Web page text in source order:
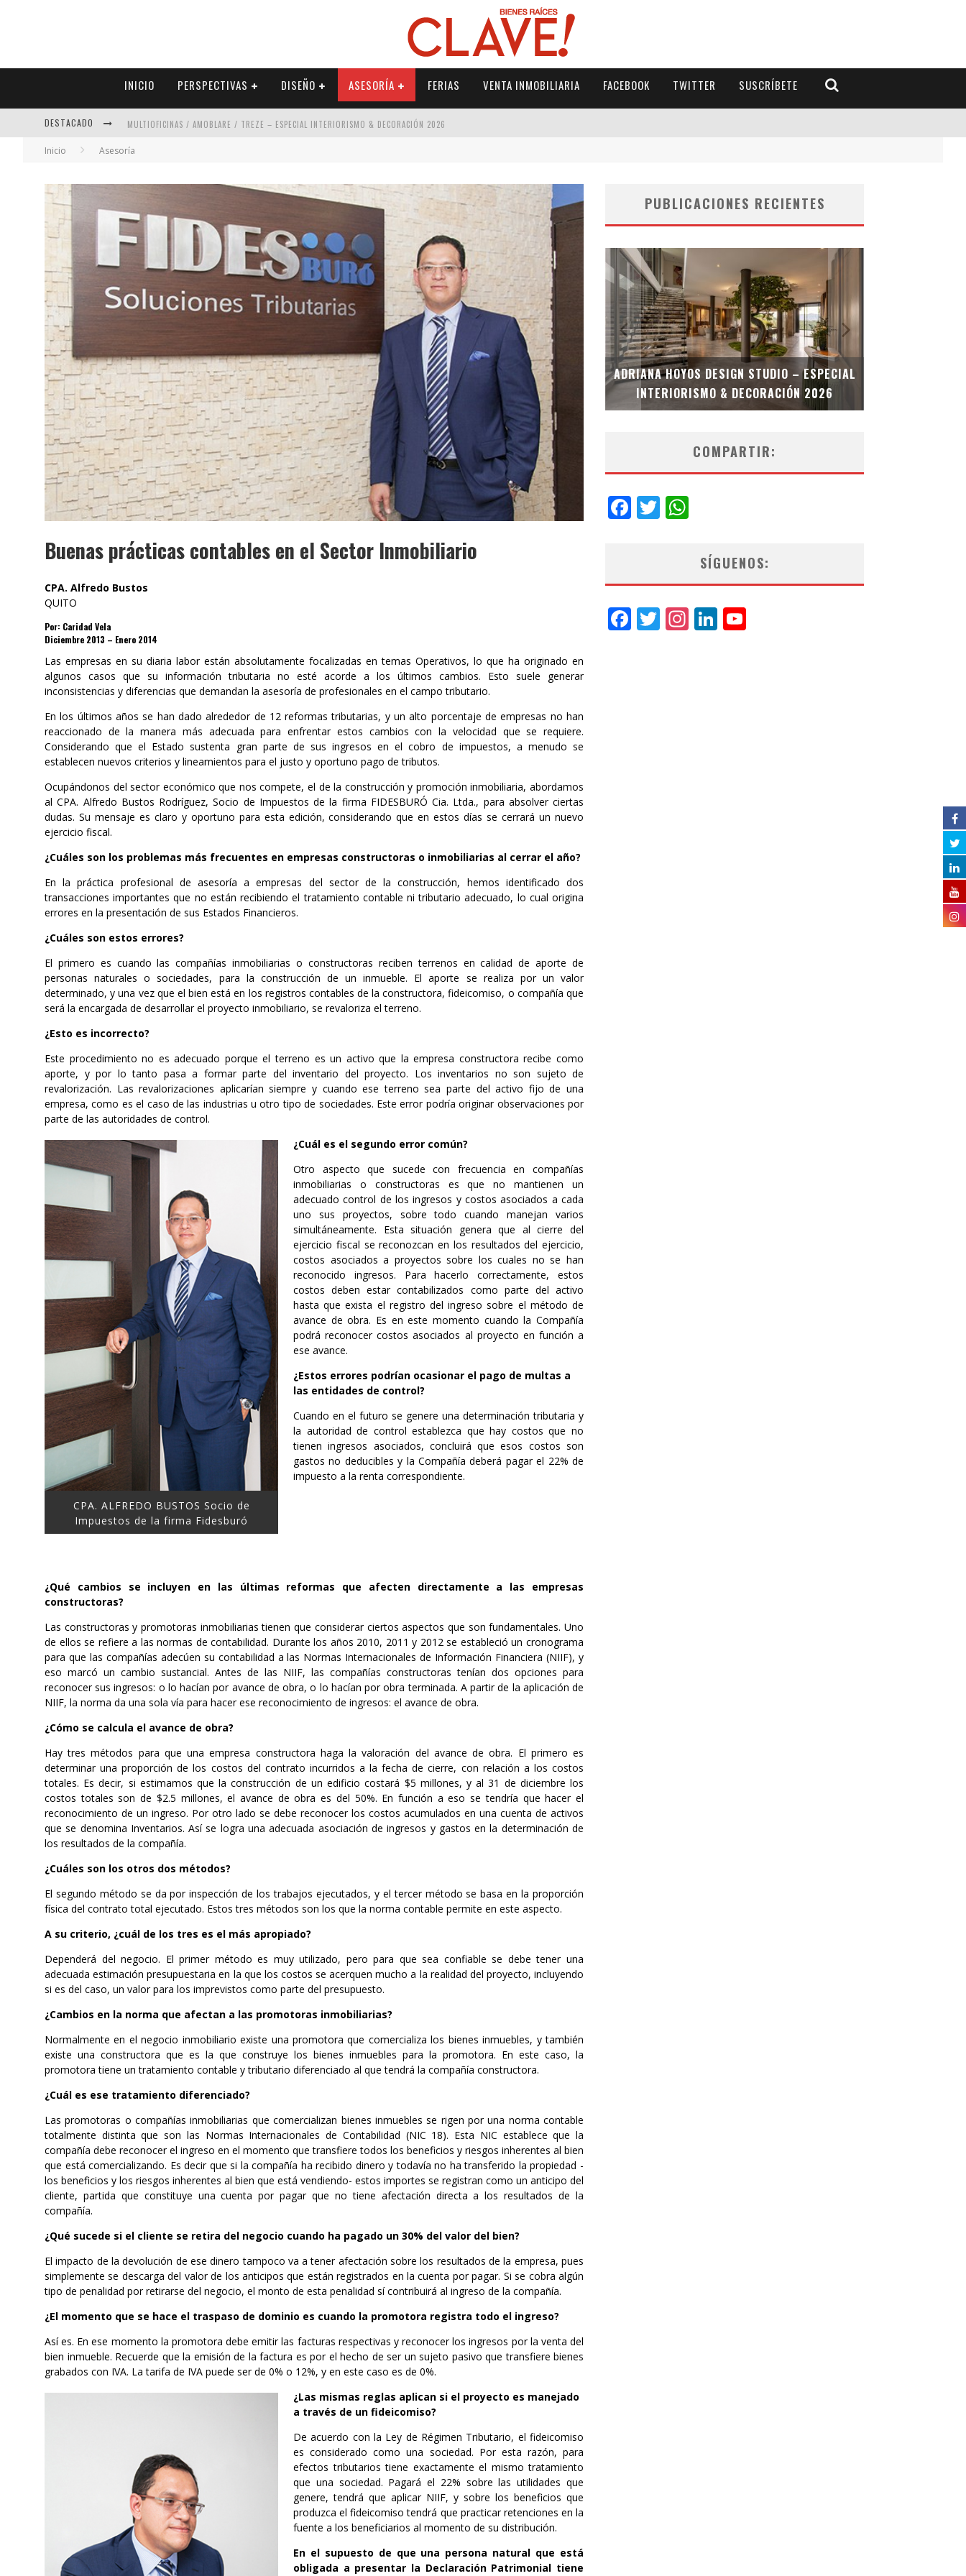
INICIO PERSPECTIVAS DISEÑO ASESORÍA FERIAS VENTA INMOBILIARIA FACEBOOK TWITTER SUSCRÍBETE
DESTACADO MULTIOFICINAS / AMOBLARE / TREZE – ESPECIAL INTERIORISMO & DECORACIÓN 2026
ABAD VERGARA ARQUITECTOS – ESPECIAL INTERIORISMO & DECORACIÓN 2026
COLINEAL – ESPECIAL INTERIORISMO & DECORACIÓN 2026
ADRIANA HOYOS DESIGN STUDIO – ESPECIAL INTERIORISMO & DECORACIÓN 2026
Inicio Asesoría
Buenas prácticas contables en el Sector Inmobiliario
CPA. Alfredo Bustos
QUITO
Por: Caridad Vela
Diciembre 2013 – Enero 2014
Las empresas en su diaria labor están absolutamente focalizadas en temas Operativos, lo que ha originado en
algunos casos que su información tributaria no esté acorde a los últimos cambios. Esto suele generar
inconsistencias y diferencias que demandan la asesoría de profesionales en el campo tributario.
En los últimos años se han dado alrededor de 12 reformas tributarias, y un alto porcentaje de empresas no han
reaccionado de la manera más adecuada para enfrentar estos cambios con la velocidad que se requiere.
Considerando que el Estado sustenta gran parte de sus ingresos en el cobro de impuestos, a menudo se
establecen nuevos criterios y lineamientos para el justo y oportuno pago de tributos.
Ocupándonos del sector económico que nos compete, el de la construcción y promoción inmobiliaria, abordamos
al CPA. Alfredo Bustos Rodríguez, Socio de Impuestos de la firma FIDESBURÓ Cia. Ltda., para absolver ciertas
dudas. Su mensaje es claro y oportuno para esta edición, considerando que en estos días se cerrará un nuevo
ejercicio fiscal.
¿Cuáles son los problemas más frecuentes en empresas constructoras o inmobiliarias al cerrar el año?
En la práctica profesional de asesoría a empresas del sector de la construcción, hemos identificado dos
transacciones importantes que no están recibiendo el tratamiento contable ni tributario adecuado, lo cual origina
errores en la presentación de sus Estados Financieros.
¿Cuáles son estos errores?
El primero es cuando las compañías inmobiliarias o constructoras reciben terrenos en calidad de aporte de
personas naturales o sociedades, para la construcción de un inmueble. El aporte se realiza por un valor
determinado, y una vez que el bien está en los registros contables de la constructora, fideicomiso, o compañía que
será la encargada de desarrollar el proyecto inmobiliario, se revaloriza el terreno.
¿Esto es incorrecto?
Este procedimiento no es adecuado porque el terreno es un activo que la empresa constructora recibe como
aporte, y por lo tanto pasa a formar parte del inventario del proyecto. Los inventarios no son sujeto de
revalorización. Las revalorizaciones aplicarían siempre y cuando ese terreno sea parte del activo fijo de una
empresa, como es el caso de las industrias u otro tipo de sociedades. Este error podría originar observaciones por
parte de las autoridades de control.
CPA. ALFREDO BUSTOS Socio de
Impuestos de la firma Fidesburó
¿Cuál es el segundo error común?
Otro aspecto que sucede con frecuencia en compañías
inmobiliarias o constructoras es que no mantienen un
adecuado control de los ingresos y costos asociados a cada
uno sus proyectos, sobre todo cuando manejan varios
simultáneamente. Esta situación genera que al cierre del
ejercicio fiscal se reconozcan en los resultados del ejercicio,
costos asociados a proyectos sobre los cuales no se han
reconocido ingresos. Para hacerlo correctamente, estos
costos deben estar contabilizados como parte del activo
hasta que exista el registro del ingreso sobre el método de
avance de obra. Es en este momento cuando la Compañía
podrá reconocer costos asociados al proyecto en función a
ese avance.
¿Estos errores podrían ocasionar el pago de multas a
las entidades de control?
Cuando en el futuro se genere una determinación tributaria y
la autoridad de control establezca que hay costos que no
tienen ingresos asociados, concluirá que esos costos son
gastos no deducibles y la Compañía deberá pagar el 22% de
impuesto a la renta correspondiente.
¿Qué cambios se incluyen en las últimas reformas que afecten directamente a las empresas
constructoras?
Las constructoras y promotoras inmobiliarias tienen que considerar ciertos aspectos que son fundamentales. Uno
de ellos se refiere a las normas de contabilidad. Durante los años 2010, 2011 y 2012 se estableció un cronograma
para que las compañías adecúen su contabilidad a las Normas Internacionales de Información Financiera (NIIF), y
eso marcó un cambio sustancial. Antes de las NIIF, las compañías constructoras tenían dos opciones para
reconocer sus ingresos: o lo hacían por avance de obra, o lo hacían por obra terminada. A partir de la aplicación de
NIIF, la norma da una sola vía para hacer ese reconocimiento de ingresos: el avance de obra.
¿Cómo se calcula el avance de obra?
Hay tres métodos para que una empresa constructora haga la valoración del avance de obra. El primero es
determinar una proporción de los costos del contrato incurridos a la fecha de cierre, con relación a los costos
totales. Es decir, si estimamos que la construcción de un edificio costará $5 millones, y al 31 de diciembre los
costos totales son de $2.5 millones, el avance de obra es del 50%. En función a eso se tendría que hacer el
reconocimiento de un ingreso. Por otro lado se debe reconocer los costos acumulados en una cuenta de activos
que se denomina Inventarios. Así se logra una adecuada asociación de ingresos y gastos en la determinación de
los resultados de la compañía.
¿Cuáles son los otros dos métodos?
El segundo método se da por inspección de los trabajos ejecutados, y el tercer método se basa en la proporción
física del contrato total ejecutado. Estos tres métodos son los que la norma contable permite en este aspecto.
A su criterio, ¿cuál de los tres es el más apropiado?
Dependerá del negocio. El primer método es muy utilizado, pero para que sea confiable se debe tener una
adecuada estimación presupuestaria en la que los costos se acerquen mucho a la realidad del proyecto, incluyendo
si es del caso, un valor para los imprevistos como parte del presupuesto.
¿Cambios en la norma que afectan a las promotoras inmobiliarias?
Normalmente en el negocio inmobiliario existe una promotora que comercializa los bienes inmuebles, y también
existe una constructora que es la que construye los bienes inmuebles para la promotora. En este caso, la
promotora tiene un tratamiento contable y tributario diferenciado al que tendrá la compañía constructora.
¿Cuál es ese tratamiento diferenciado?
Las promotoras o compañías inmobiliarias que comercializan bienes inmuebles se rigen por una norma contable
totalmente distinta que son las Normas Internacionales de Contabilidad (NIC 18). Esta NIC establece que la
compañía debe reconocer el ingreso en el momento que transfiere todos los beneficios y riesgos inherentes al bien
que está comercializando. Es decir que si la compañía ha recibido dinero y todavía no ha transferido la propiedad -
los beneficios y los riesgos inherentes al bien que está vendiendo- estos importes se registran como un anticipo del
cliente, partida que constituye una cuenta por pagar que no tiene afectación directa a los resultados de la
compañía.
¿Qué sucede si el cliente se retira del negocio cuando ha pagado un 30% del valor del bien?
El impacto de la devolución de ese dinero tampoco va a tener afectación sobre los resultados de la empresa, pues
simplemente se descarga del valor de los anticipos que están registrados en la cuenta por pagar. Si se cobra algún
tipo de penalidad por retirarse del negocio, el monto de esta penalidad sí contribuirá al ingreso de la compañía.
¿El momento que se hace el traspaso de dominio es cuando la promotora registra todo el ingreso?
Así es. En ese momento la promotora debe emitir las facturas respectivas y reconocer los ingresos por la venta del
bien inmueble. Recuerde que la emisión de la factura es por el hecho de ser un sujeto pasivo que transfiere bienes
grabados con IVA. La tarifa de IVA puede ser de 0% o 12%, y en este caso es de 0%.
¿Las mismas reglas aplican si el proyecto es manejado
a través de un fideicomiso?
De acuerdo con la Ley de Régimen Tributario, el fideicomiso
es considerado como una sociedad. Por esta razón, para
efectos tributarios tiene exactamente el mismo tratamiento
que una sociedad. Pagará el 22% sobre las utilidades que
genere, tendrá que aplicar NIIF, y sobre los beneficios que
produzca el fideicomiso tendrá que practicar retenciones en la
fuente a los beneficiarios al momento de su distribución.
En el supuesto de que una persona natural que está
obligada a presentar la Declaración Patrimonial tiene
PUBLICACIONES RECIENTES
MUBB DESIGN STUDIO – ESPECIAL
INTERIORISMO & DECORACIÓN 2026
ADRIANA HOYOS DESIGN STUDIO – ESPECIAL
INTERIORISMO & DECORACIÓN 2026
COMPARTIR:
Facebook
Twitter
SÍGUENOS:
Facebook
Twitter
Instagram
LinkedIn